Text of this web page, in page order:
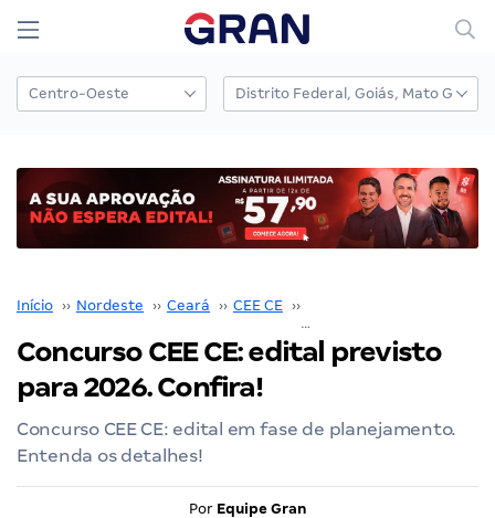
Início ›› Nordeste ›› Ceará ›› CEE CE ››
Concurso CEE CE: edital previsto
para 2026. Confira!
Concurso CEE CE: edital em fase de planejamento.
Entenda os detalhes!
Por Equipe Gran